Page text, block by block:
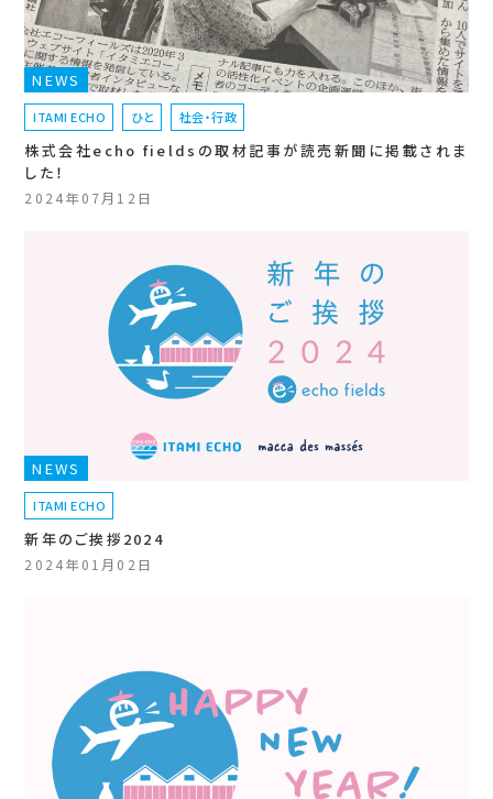
NEWS
ITAMI ECHO ひと 社会・行政
株式会社echo fieldsの取材記事が読売新聞に掲載されま
した！
2024年07月12日
NEWS
ITAMI ECHO
新年のご挨拶2024
2024年01月02日